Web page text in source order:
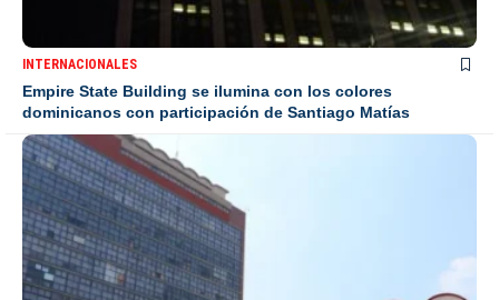
INTERNACIONALES
Empire State Building se ilumina con los colores
dominicanos con participación de Santiago Matías